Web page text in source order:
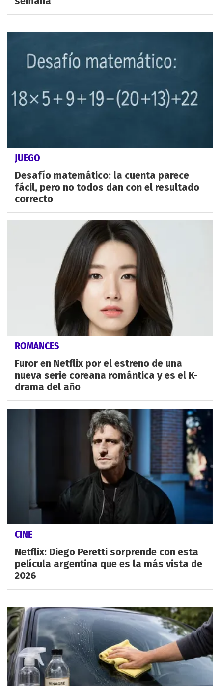
JUEGO
Desafío matemático: la cuenta parece
fácil, pero no todos dan con el resultado
correcto
ROMANCES
Furor en Netflix por el estreno de una
nueva serie coreana romántica y es el K-
drama del año
CINE
Netflix: Diego Peretti sorprende con esta
película argentina que es la más vista de
2026